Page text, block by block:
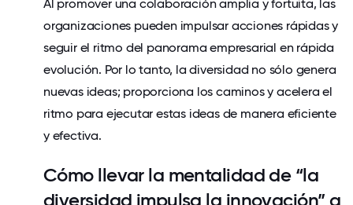
Al promover una colaboración amplia y fortuita, las
organizaciones pueden impulsar acciones rápidas y
seguir el ritmo del panorama empresarial en rápida
evolución. Por lo tanto, la diversidad no sólo genera
nuevas ideas; proporciona los caminos y acelera el
ritmo para ejecutar estas ideas de manera eficiente
y efectiva.
Cómo llevar la mentalidad de “la
diversidad impulsa la innovación” a